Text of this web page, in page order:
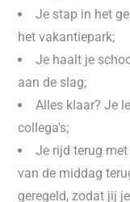
Je stap in het
het vakantiepark;
Je haalt je
aan de slag;
Alles klaar? Je
collega's;
Je rijd terug
van de middag
geregeld, zodat jij